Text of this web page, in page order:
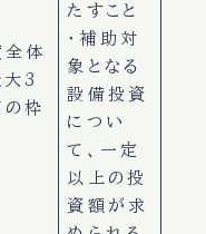
全体
大3
枠
たすこと
・補助対
象となる
設備投資
につい
て、一定
以上の投
資額が求